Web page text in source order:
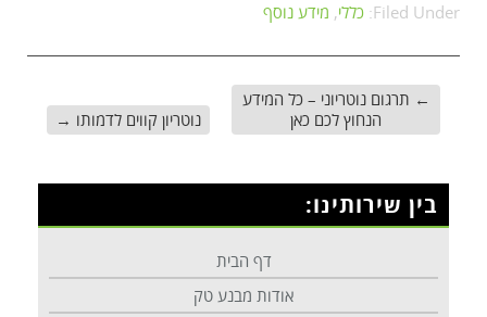
Filed Under: כללי, מידע נוסף
← תרגום נוטריוני – כל המידע
הנחוץ לכם כאן
נוטריון קווים לדמותו →
בין שירותינו:
דף הבית
אודות מבנע טק